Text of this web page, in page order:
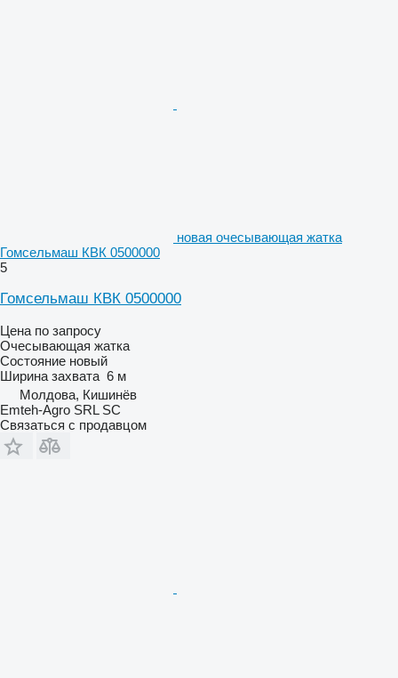
новая очесывающая жатка
Гомсельмаш КВК 0500000
5
Гомсельмаш КВК 0500000
Цена по запросу
Очесывающая жатка
Состояние новый
Ширина захвата 6 м
Молдова, Кишинёв
Emteh-Agro SRL SC
Связаться с продавцом